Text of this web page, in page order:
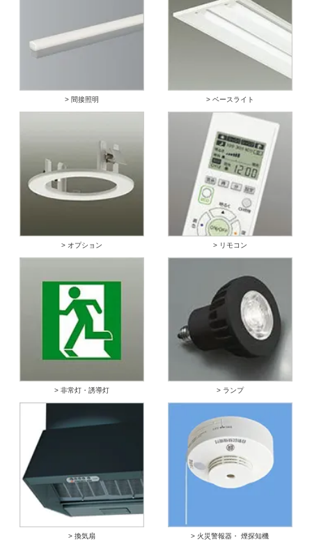
> 間接照明 > ベースライト
> オプション > リモコン
> 非常灯・誘導灯 > ランプ
> 換気扇 > 火災警報器・ 煙探知機